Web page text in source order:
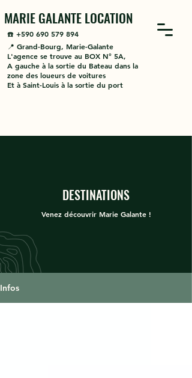
MARIE GALANTE LOCATION
☎️ +590 690 579 894
📍 Grand-Bourg, Marie-Galante
L'agence se trouve au BOX N° 5A,
A gauche à la sortie du Bateau dans la
zone des loueurs de voitures
Et à Saint-Louis à la sortie du port
DESTINATIONS
Venez découvrir Marie Galante !
Infos